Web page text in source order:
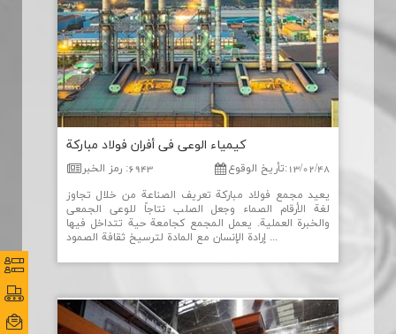
كیمیاء الوعی فی أفران فولاد مباركة
رمز الخبر:6943 تأریخ الوقوع:13/02/48
يعيد مجمع فولاد مباركة تعريف الصناعة من خلال تجاوز
لغة الأرقام الصماء وجعل الصلب نتاجاً للوعي الجمعي
والخبرة العملية. يعمل المجمع كجامعة حية تتداخل فيها
إرادة الإنسان مع المادة لترسيخ ثقافة الصمود ...